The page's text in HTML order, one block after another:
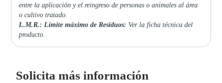
entre la aplicación y el reingreso de personas o animales al área
o cultivo tratado.
L.M.R.: Límite máximo de Residuos: Ver la ficha técnica del
producto.
Solicita más información